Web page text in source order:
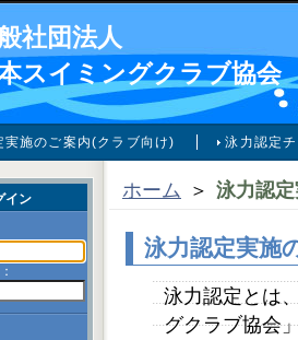
社団法人
スイミングクラブ協会
実施のご案内(クラブ向け) 泳力認定
ホーム ＞ 泳力認
泳力認定実施
泳力認定とは
グクラブ協会
イン